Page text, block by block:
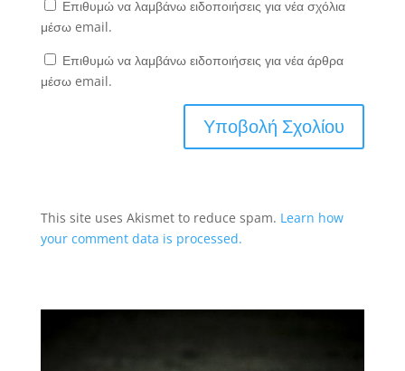
Επιθυμώ να λαμβάνω ειδοποιήσεις για νέα σχόλια
μέσω email.
Επιθυμώ να λαμβάνω ειδοποιήσεις για νέα άρθρα
μέσω email.
This site uses Akismet to reduce spam. Learn how
your comment data is processed.